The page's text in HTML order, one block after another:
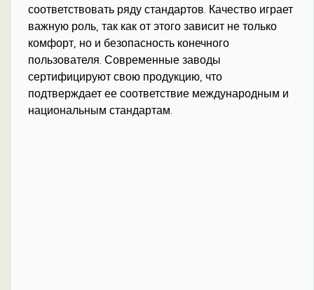
соответствовать ряду стандартов. Качество играет
важную роль, так как от этого зависит не только
комфорт, но и безопасность конечного
пользователя. Современные заводы
сертифицируют свою продукцию, что
подтверждает ее соответствие международным и
национальным стандартам.